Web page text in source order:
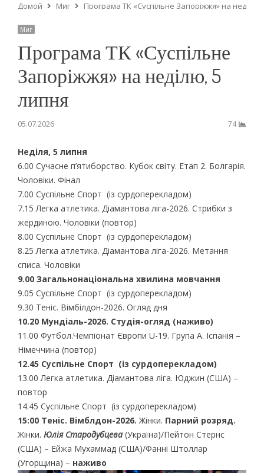
Домой Миг Програма ТК «Суспільне Запоріжжя» на неділю,
Миг
Програма ТК «Суспільне
Запоріжжя» на неділю, 5
липня
05.07.2026 74
Неділя, 5 липня
6.00 Сучасне п’ятиборство. Кубок світу. Етап 2. Болгарія.
Чоловіки. Фінал
7.00 Суспільне Спорт (із сурдоперекладом)
7.15 Легка атлетика. Діамантова ліга-2026. Стрибки з
жердиною. Чоловіки (повтор)
8.00 Суспільне Спорт (із сурдоперекладом)
8.25 Легка атлетика. Діамантова ліга-2026. Метання
списа. Чоловіки
9.00 Загальнонаціональна хвилина мовчання
9.05 Суспільне Спорт (із сурдоперекладом)
9.30 Теніс. Вімбілдон-2026. Огляд дня
10.20 Мундіаль-2026. Студія-огляд (наживо)
11.00 Футбол.Чемпіонат Європи U-19. Група А. Іспанія –
Німеччина (повтор)
12.45 Суспільне Спорт (із сурдоперекладом)
13.00 Легка атлетика. Діамантова ліга. Юджин (США) –
повтор
14.45 Суспільне Спорт (із сурдоперекладом)
15:00 Теніс. Вімблдон-2026. Жінки. Парний розряд.
Жінки. Юлія Стародубцева(Україна)/Пейтон Стернс
(США) – Ейжа Мухаммад (США)/Фанні Штоллар
(Угорщина) – наживо